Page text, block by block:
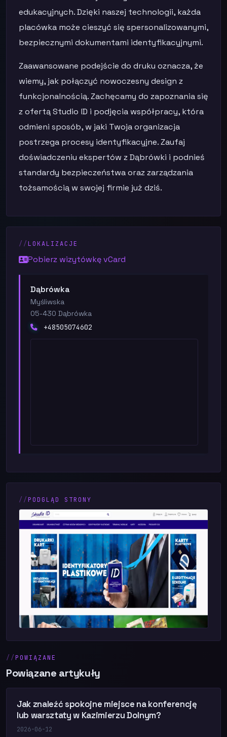
edukacyjnych. Dzięki naszej technologii, każda
placówka może cieszyć się spersonalizowanymi,
bezpiecznymi dokumentami identyfikacyjnymi.
Zaawansowane podejście do druku oznacza, że
wiemy, jak połączyć nowoczesny design z
funkcjonalnością. Zachęcamy do zapoznania się
z ofertą Studio ID i podjęcia współpracy, która
odmieni sposób, w jaki Twoja organizacja
postrzega procesy identyfikacyjne. Zaufaj
doświadczeniu ekspertów z Dąbrówki i podnieś
standardy bezpieczeństwa oraz zarządzania
tożsamością w swojej firmie już dziś.
LOKALIZACJE
Pobierz wizytówkę vCard
Dąbrówka
Myśliwska
05-430 Dąbrówka
+48505074602
PODGLĄD STRONY
POWIĄZANE
Powiązane artykuły
Jak znaleźć spokojne miejsce na konferencję
lub warsztaty w Kazimierzu Dolnym?
2026-06-12